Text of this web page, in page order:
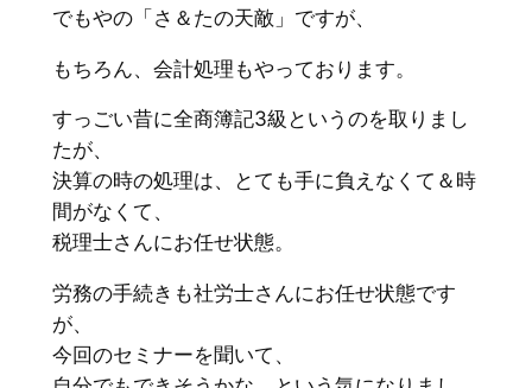
でもやの「さ＆たの天敵」ですが、
もちろん、会計処理もやっております。
すっごい昔に全商簿記3級というのを取りまし
たが、
決算の時の処理は、とても手に負えなくて＆時
間がなくて、
税理士さんにお任せ状態。
労務の手続きも社労士さんにお任せ状態です
が、
今回のセミナーを聞いて、